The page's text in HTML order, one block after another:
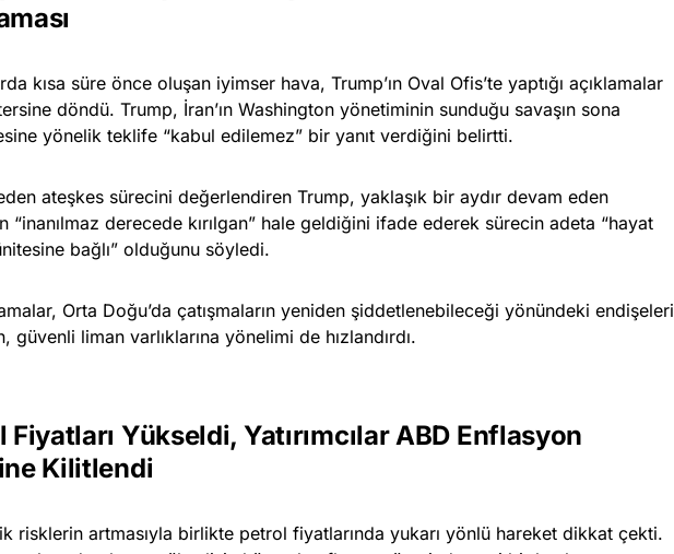
kısa süre önce oluşan iyimser hava, Trump’ın Oval Ofis’te yaptığı açıklamalar
döndü. Trump, İran’ın Washington yönetiminin sunduğu savaşın sona
yönelik teklife “kabul edilemez” bir yanıt verdiğini belirtti.
ateşkes sürecini değerlendiren Trump, yaklaşık bir aydır devam eden
“inanılmaz derecede kırılgan” hale geldiğini ifade ederek sürecin adeta “hayat
bağlı” olduğunu söyledi.
Orta Doğu’da çatışmaların yeniden şiddetlenebileceği yönündeki endişeleri
güvenli liman varlıklarına yönelimi de hızlandırdı.
Fiyatları Yükseldi, Yatırımcılar ABD Enflasyon
Kilitlendi
risklerin artmasıyla birlikte petrol fiyatlarında yukarı yönlü hareket dikkat çekti.